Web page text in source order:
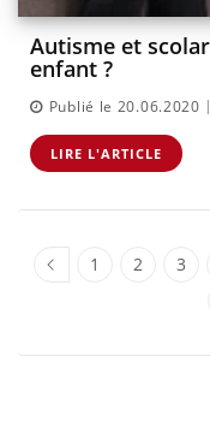
Autisme et
enfant ?
Publié le 20.06.2020 |
LIRE L'ARTICLE
1 2 3